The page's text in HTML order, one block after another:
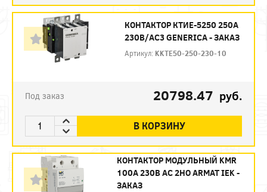
КОНТАКТОР КТИЕ-5250 250А
230В/АС3 GENERICA - ЗАКАЗ
Артикул: KKTE50-250-230-10
Под заказ 20798.47 руб.
В КОРЗИНУ
КОНТАКТОР МОДУЛЬНЫЙ KMR
100А 230В AC 2НО ARMAT IEK -
ЗАКАЗ